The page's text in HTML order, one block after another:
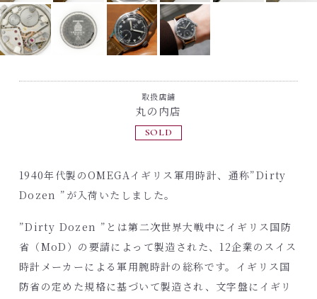
取扱店舗
丸の内店
SOLD
1940年代製のOMEGAイギリス軍用時計、通称”Dirty
Dozen ”が入荷いたしました。
”Dirty Dozen ”とは第二次世界大戦中にイギリス国防
省（MoD）の要請によって製造された、12企業のスイス
時計メーカーによる軍用腕時計の総称です。イギリス国
防省の定めた規格に基づいて製造され、文字盤にイギリ